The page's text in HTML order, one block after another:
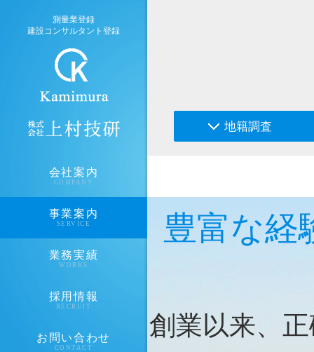
測量業登録
建設コンサルタント登録
会社案内
COMPANY
事業案内
SERVICE
業務実績
WORKS
採用情報
RECRUIT
お問い合わせ
CONTACT
地籍調査
豊富な経
創業以来、